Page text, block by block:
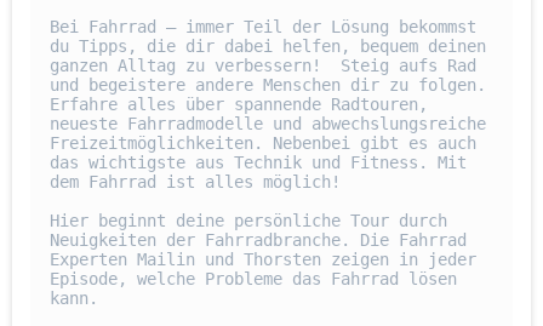
Bei Fahrrad – immer Teil der Lösung bekommst
du Tipps, die dir dabei helfen, bequem deinen
ganzen Alltag zu verbessern!  Steig aufs Rad
und begeistere andere Menschen dir zu folgen.
Erfahre alles über spannende Radtouren,
neueste Fahrradmodelle und abwechslungsreiche
Freizeitmöglichkeiten. Nebenbei gibt es auch
das wichtigste aus Technik und Fitness. Mit
dem Fahrrad ist alles möglich!
Hier beginnt deine persönliche Tour durch
Neuigkeiten der Fahrradbranche. Die Fahrrad
Experten Mailin und Thorsten zeigen in jeder
Episode, welche Probleme das Fahrrad lösen
kann.